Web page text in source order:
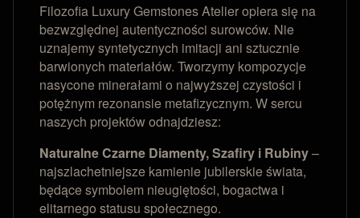
Filozofia Luxury Gemstones Atelier opiera się na
bezwzględnej autentyczności surowców. Nie
uznajemy syntetycznych imitacji ani sztucznie
barwionych materiałów. Tworzymy kompozycje
nasycone minerałami o najwyższej czystości i
potężnym rezonansie metafizycznym. W sercu
naszych projektów odnajdziesz:
Naturalne Czarne Diamenty, Szafiry i Rubiny–
najszlachetniejsze kamienie jubilerskie świata,
będące symbolem nieugiętości, bogactwa i
elitarnego statusu społecznego.